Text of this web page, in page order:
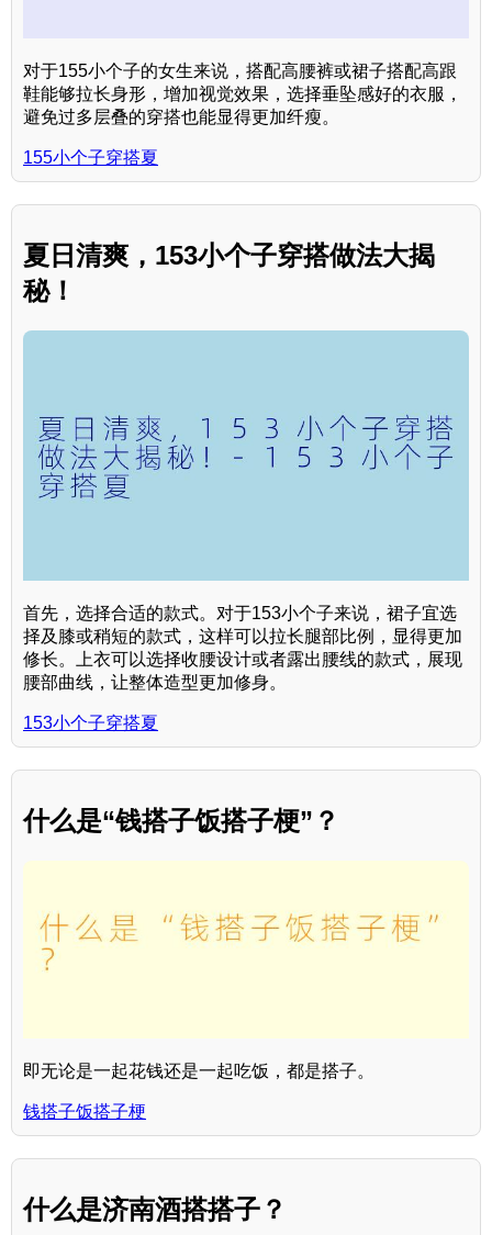
对于155小个子的女生来说，搭配高腰裤或裙子搭配高跟
鞋能够拉长身形，增加视觉效果，选择垂坠感好的衣服，
避免过多层叠的穿搭也能显得更加纤瘦。
155小个子穿搭夏
夏日清爽，153小个子穿搭做法大揭
秘！
首先，选择合适的款式。对于153小个子来说，裙子宜选
择及膝或稍短的款式，这样可以拉长腿部比例，显得更加
修长。上衣可以选择收腰设计或者露出腰线的款式，展现
腰部曲线，让整体造型更加修身。
153小个子穿搭夏
什么是“钱搭子饭搭子梗”？
即无论是一起花钱还是一起吃饭，都是搭子。
钱搭子饭搭子梗
什么是济南酒搭搭子？